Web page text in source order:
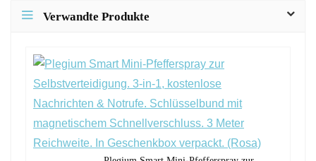
Verwandte Produkte